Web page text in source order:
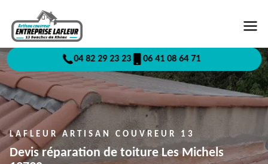
04 82 29 23 23 06 41 08 64 71
LAFLEUR ARTISAN COUVREUR 13
Devis réparation de toiture Les Michels